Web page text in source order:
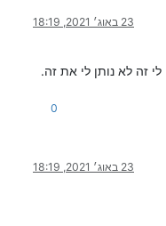
23 באוג׳ 2021, 18:19
זה לא נותן לי את זה.
0
23 באוג׳ 2021, 18:19